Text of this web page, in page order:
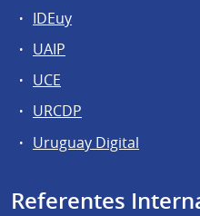
IDEuy
UAIP
UCE
URCDP
Uruguay Digital
Referentes